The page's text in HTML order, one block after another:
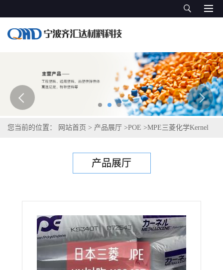
您当前的位置： 网站首页 > 产品展厅 >POE >MPE三菱化学Kernel
产品展厅